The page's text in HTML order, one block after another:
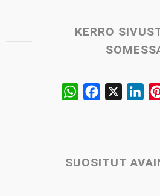
KERRO
W
s
b
e
SUOSITUT